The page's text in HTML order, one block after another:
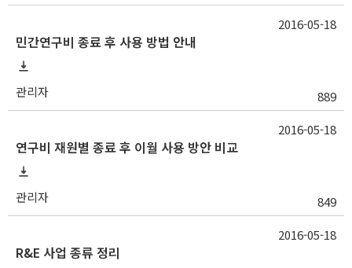
민간연구비 종료 후 사용 방법 안내
관리자 889
2016-05-18
연구비 재원별 종료 후 이월 사용 방안 비교
관리자 849
2016-05-18
R&E 사업 종류 정리
2016-05-18